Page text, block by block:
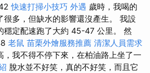
快速打掃小技巧 外遇 歲時，我喝的
很多，但缺水的影響還沒產生。 我設
穩定配速跑了大約 45-47 公里。 然
老鼠 苗栗外燴服務推薦 清潔人員需求
，我不得不停下來，在柏油路上坐了一
脫水並不好笑，真的不好笑，而且它